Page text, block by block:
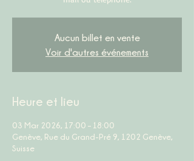
Aucun billet en vente
Voir d'autres événements
Heure et lieu
03 Mar 2026, 17:00 – 18:00
Genève, Rue du Grand-Pré 9, 1202 Genève,
Suisse